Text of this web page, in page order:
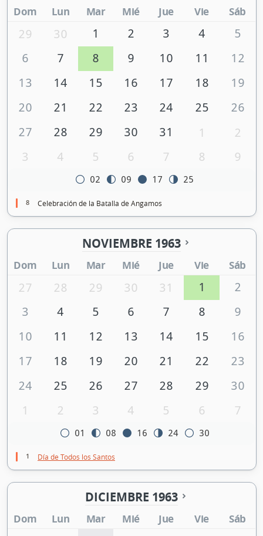
Dom Lun Mar Mié Jue Vie Sáb
29 30 1 2 3 4
5
6
7 8 9 10 11
12
13
14 15 16 17 18
19
20
21 22 23 24 25
26
27
28 29 30 31 1
2
3
4 5 6 7 8 9
02 09 17 25
8 Celebración de la Batalla de Angamos
NOVIEMBRE 1963
Dom Lun Mar Mié Jue Vie Sáb
27 28 29 30 31 1
2
3
4 5 6 7 8
9
10
11 12 13 14 15
16
17
18 19 20 21 22
23
24
25 26 27 28 29
30
1
2 3 4 5 6 7
01 08 16 24 30
1 Día de Todos los Santos
DICIEMBRE 1963
Dom Lun Mar Mié Jue Vie Sáb